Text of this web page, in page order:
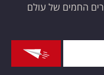
החמים של עולם